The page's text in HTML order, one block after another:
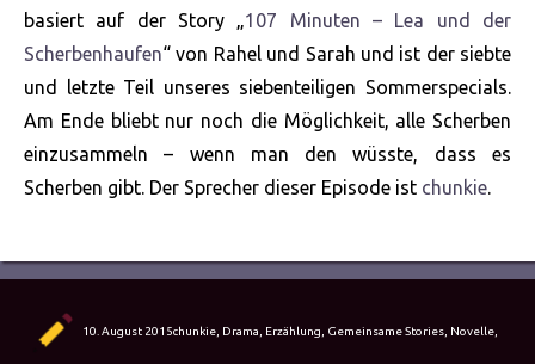
basiert auf der Story „107 Minuten – Lea und der
Scherbenhaufen“ von Rahel und Sarah und ist der siebte
und letzte Teil unseres siebenteiligen Sommerspecials.
Am Ende bliebt nur noch die Möglichkeit, alle Scherben
einzusammeln – wenn man den wüsste, dass es
Scherben gibt. Der Sprecher dieser Episode ist chunkie.
am
10. August 2015chunkie, Drama, Erzählung, Gemeinsame Stories, Novelle,